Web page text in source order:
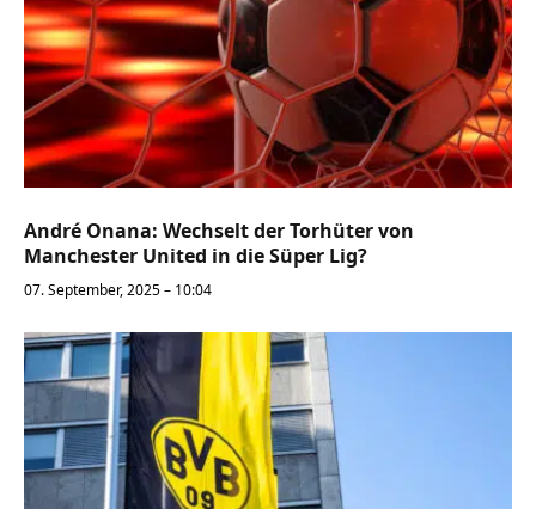
André Onana: Wechselt der Torhüter von
Manchester United in die Süper Lig?
07. September, 2025 – 10:04